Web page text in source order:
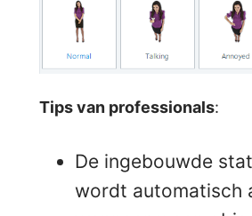
Tips van professionals:
De ingebouwde
wordt automatisch